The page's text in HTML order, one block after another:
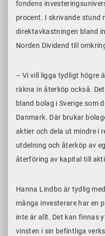
fondens
procent. I skrivande stund
direktavkastningen bland
Norden Dividend till
– Vi vill ligga tydligt högre
räkna in återköp också.
bland bolag i Sverige som
Danmark. Där brukar
aktier och dela ut mindre i
utdelning och återköp av
återföring av kapital till
Hanna Lindbo är tydlig
många investerare har en
inte är allt. Det kan finnas
vinsten i sin befintliga